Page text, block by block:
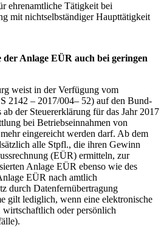
ehrenamtliche Tätigkeit bei
mit nichtselbständiger Haupttätigkeit
der Anlage EÜR auch bei geringen
weist in der Verfügung vom
2142 – 2017/004– 52) auf den Bund-
der Steuererklärung für das Jahr 2017
bei Betriebseinnahmen von
eingereicht werden darf. Ab dem
alle Stpfl., die ihren Gewinn
(EÜR) ermitteln, zur
Anlage EÜR ebenso wie des
EÜR nach amtlich
durch Datenfernübertragung
gilt lediglich, wenn eine elektronische
oder persönlich